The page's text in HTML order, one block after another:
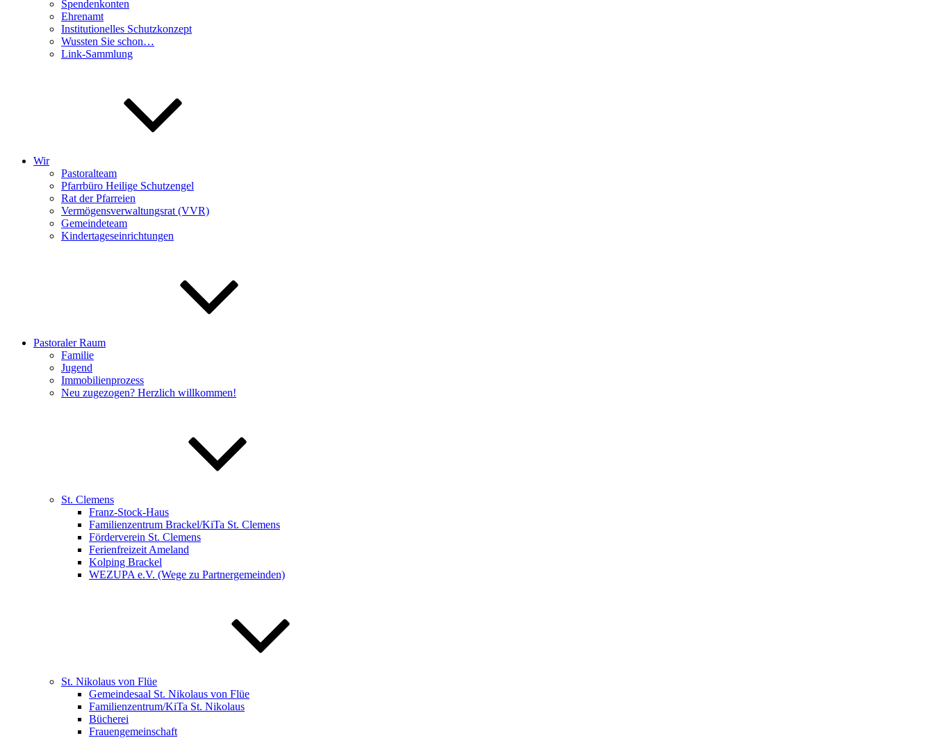
Spendenkonten
Ehrenamt
Institutionelles Schutzkonzept
Wussten Sie schon…
Link-Sammlung
Wir
Pastoralteam
Pfarrbüro Heilige Schutzengel
Rat der Pfarreien
Vermögensverwaltungsrat (VVR)
Gemeindeteam
Kindertageseinrichtungen
Pastoraler Raum
Familie
Jugend
Immobilienprozess
Neu zugezogen? Herzlich willkommen!
St. Clemens
Franz-Stock-Haus
Familienzentrum Brackel/KiTa St. Clemens
Förderverein St. Clemens
Ferienfreizeit Ameland
Kolping Brackel
WEZUPA e.V. (Wege zu Partnergemeinden)
St. Nikolaus von Flüe
Gemeindesaal St. Nikolaus von Flüe
Familienzentrum/KiTa St. Nikolaus
Bücherei
Frauengemeinschaft